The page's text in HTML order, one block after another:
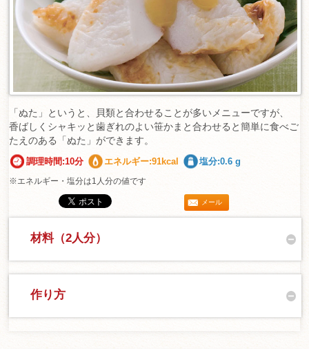
「ぬた」というと、貝類と合わせることが多いメニューですが、
香ばしくシャキッと歯ぎれのよい笹かまと合わせると簡単に食べご
たえのある「ぬた」ができます。
調理時間:10分 エネルギー:91kcal 塩分:0.6 g
※エネルギー・塩分は1人分の値です
メール
材料（2人分）
作り方